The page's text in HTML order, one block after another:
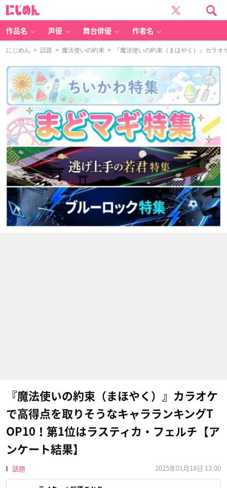
作品名 声優 舞台俳優 作者名
にじめん > 話題 > 魔法使いの約束 > 『魔法使いの約束（まほやく）』カラオ
『魔法使いの約束（まほやく）』カラオケ
で高得点を取りそうなキャラランキングT
OP10！第1位はラスティカ・フェルチ【ア
ンケート結果】
話題 2025年01月18日 13:00